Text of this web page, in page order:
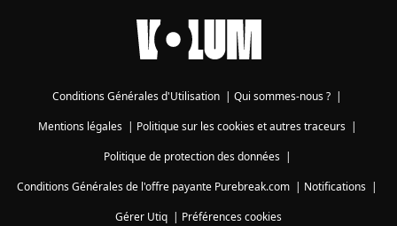
Conditions Générales d'Utilisation | Qui sommes-nous ? |
Mentions légales| Politique sur les cookies et autres traceurs|
Politique de protection des données|
Conditions Générales de l'offre payante Purebreak.com | Notifications |
Gérer Utiq | Préférences cookies